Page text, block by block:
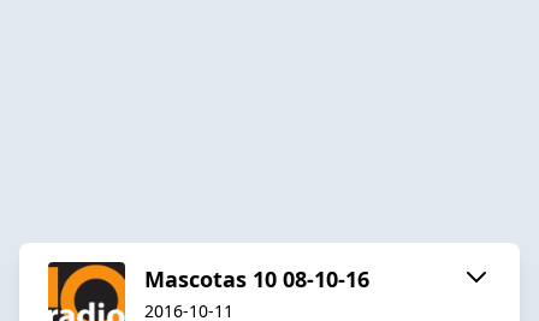
Mascotas 10 08-10-16
2016-10-11